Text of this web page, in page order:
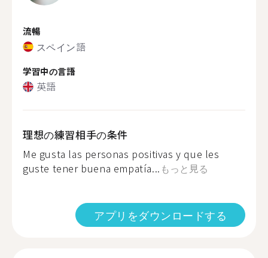
流暢
スペイン語
学習中の言語
英語
理想の練習相手の条件
Me gusta las personas positivas y que les
guste tener buena empatía... もっと見る
アプリをダウンロードする